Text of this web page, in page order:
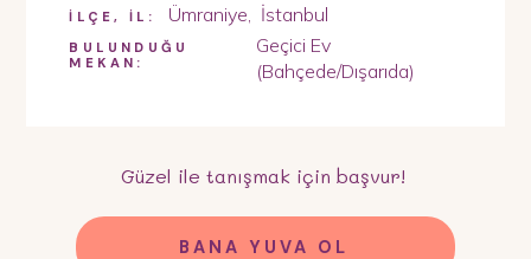
İLÇE, İL: Ümraniye İstanbul
BULUNDUĞU
MEKAN:
Geçici Ev
(Bahçede/Dışarıda)
Güzel ile tanışmak için başvur!
BANA YUVA OL